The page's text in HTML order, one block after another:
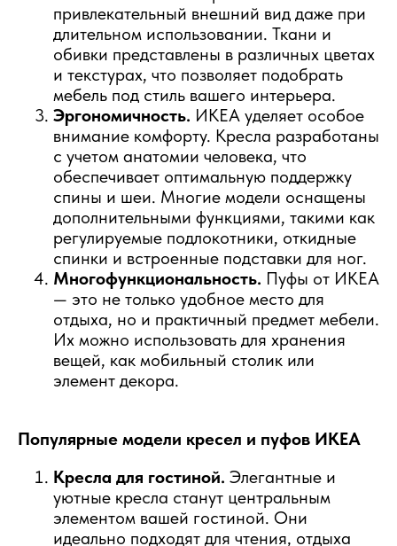
привлекательный внешний вид даже при
длительном использовании. Ткани и
обивки представлены в различных цветах
и текстурах, что позволяет подобрать
мебель под стиль вашего интерьера.
Эргономичность. ИКЕА уделяет особое
внимание комфорту. Кресла разработаны
с учетом анатомии человека, что
обеспечивает оптимальную поддержку
спины и шеи. Многие модели оснащены
дополнительными функциями, такими как
регулируемые подлокотники, откидные
спинки и встроенные подставки для ног.
Многофункциональность. Пуфы от ИКЕА
— это не только удобное место для
отдыха, но и практичный предмет мебели.
Их можно использовать для хранения
вещей, как мобильный столик или
элемент декора.
Популярные модели кресел и пуфов ИКЕА
Кресла для гостиной. Элегантные и
уютные кресла станут центральным
элементом вашей гостиной. Они
идеально подходят для чтения, отдыха